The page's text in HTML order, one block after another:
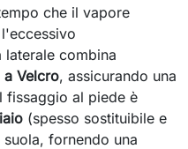
che il vapore
laterale combina
a Velcro, assicurando una
fissaggio al piede è
(spesso sostituibile e
fornendo una